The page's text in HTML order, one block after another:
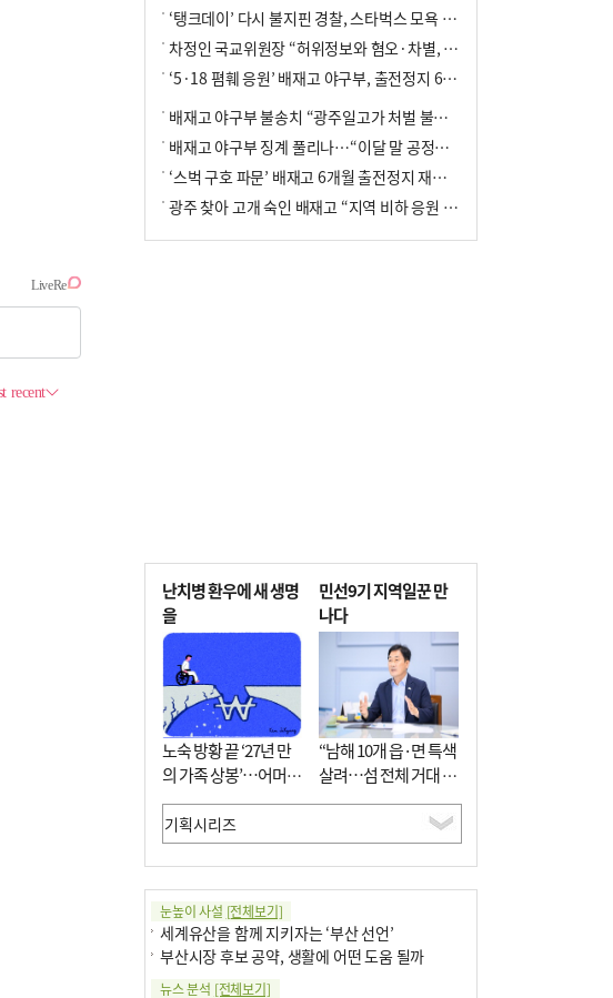
‘탱크데이’ 다시 불지핀 경찰, 스타벅스 모욕 혐의 압수수색
차정인 국교위원장 “허위정보와 혐오·차별, 학교 교실까지 유입"
‘5·18 폄훼 응원’ 배재고 야구부, 출전정지 6개월→1개월 감경
배재고 야구부 불송치 “광주일고가 처벌 불원 의사 표해”
배재고 야구부 징계 풀리나…“이달 말 공정위서 재심의”
‘스벅 구호 파문’ 배재고 6개월 출전정지 재심 신청키로
광주 찾아 고개 숙인 배재고 “지역 비하 응원 잘못”(종합)
난치병 환우에 새 생명
을
노숙 방황 끝 ‘27년 만
의 가족 상봉’…어머니
와 행복 꿈꿔
민선9기 지역일꾼 만
나다
“남해 10개 읍·면 특색
살려…섬 전체 거대 정
원으로 조성”
눈높이 사설 [전체보기]
세계유산을 함께 지키자는 ‘부산 선언’
부산시장 후보 공약, 생활에 어떤 도움 될까
뉴스 분석 [전체보기]